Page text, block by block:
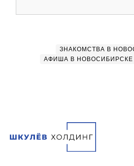
ЗНАКОМСТВА В
АФИША В НОВОСИБИРСКЕ